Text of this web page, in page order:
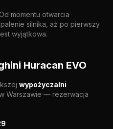
momentu otwarcia
silnika, aż po pierwszy
wyjątkowa.
Huracan EVO
wypożyczalni
Warszawie — rezerwacja